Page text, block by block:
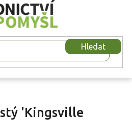
Hledat
'Kingsville